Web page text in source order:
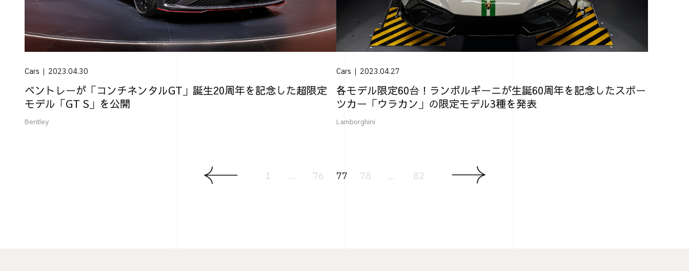
Cars 2023.04.30
ベントレーが「コンチネンタルGT」誕生20周年を記念した超限定
モデル「GT S」を公開
Bentley
Cars 2023.04.27
各モデル限定60台！ランボルギーニが生誕60周年を記念したスポー
ツカー「ウラカン」の限定モデル3種を発表
Lamborghini
1 ... 76 77 78 ... 82